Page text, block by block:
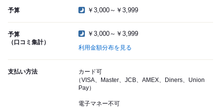
予算 ￥3,000～￥3,999
予算
（口コミ集計）
￥3,000～￥3,999
利用金額分布を見る
支払い方法
カード可
（VISA、Master、JCB、AMEX、Diners、Union
Pay）
電子マネー不可